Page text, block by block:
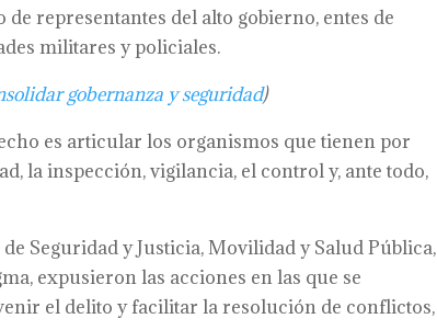
representantes del alto gobierno, entes de
militares y policiales.
gobernanza y seguridad)
es articular los organismos que tienen por
la inspección, vigilancia, el control y, ante todo,
Seguridad y Justicia, Movilidad y Salud Pública,
expusieron las acciones en las que se
el delito y facilitar la resolución de conflictos,